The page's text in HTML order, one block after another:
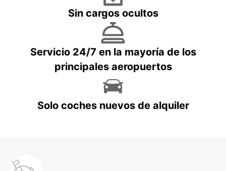
Sin cargos ocultos
Servicio 24/7 en la mayoría de los
principales aeropuertos
Solo coches nuevos de alquiler